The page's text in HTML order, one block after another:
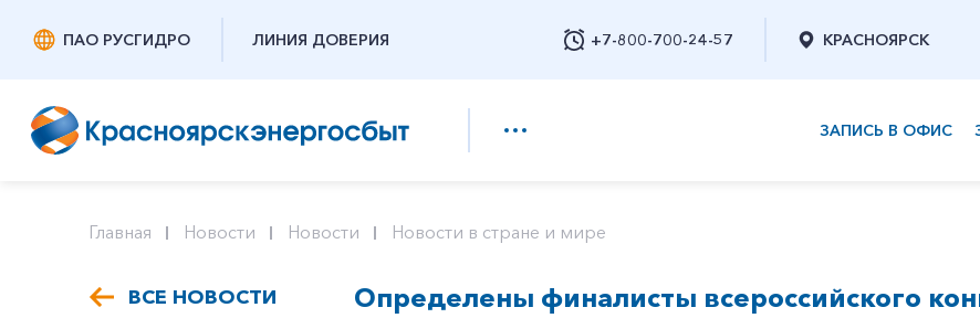
ПАО РУСГИДРО ЛИНИЯ ДОВЕРИЯ +7-800-700-24-57
Заказать обратный звонок
КРАСНОЯРСК
ЗАПИСЬ В ОФИС
Главная Новости Новости Новости в стране и мире
ВСЕ НОВОСТИ Определены финалисты всероссийского